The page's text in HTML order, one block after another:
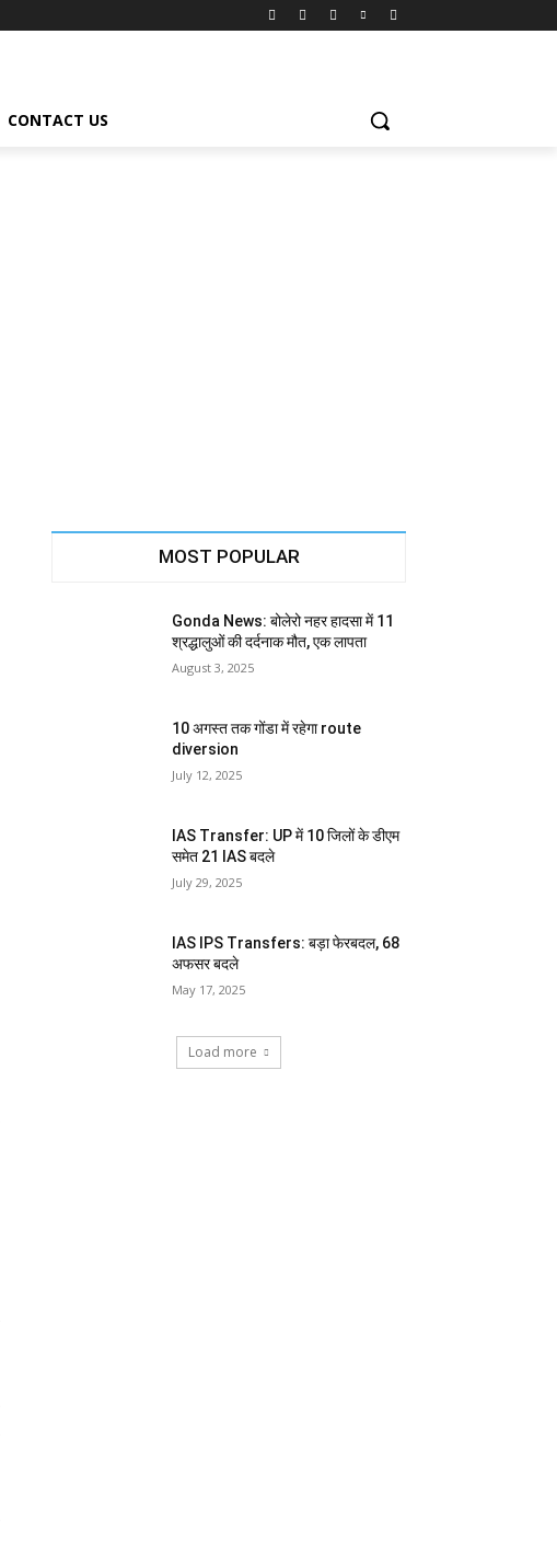
CONTACT US
MOST POPULAR
Gonda News: बोलेरो नहर हादसा में 11
श्रद्धालुओं की दर्दनाक मौत, एक लापता
August 3, 2025
10 अगस्त तक गोंडा में रहेगा route
diversion
July 12, 2025
IAS Transfer: UP में 10 जिलों के डीएम
समेत 21 IAS बदले
July 29, 2025
IAS IPS Transfers: बड़ा फेरबदल, 68
अफसर बदले
May 17, 2025
Load more